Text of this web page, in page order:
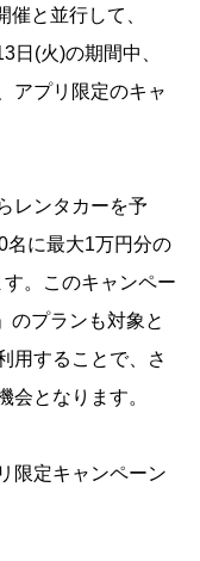
催と並行して、
日(火)の期間中、
アプリ限定のキャ
レンタカーを予
名に最大1万円分の
。このキャンペー
のプランも対象と
用することで、さ
会となります。
限定キャンペーン